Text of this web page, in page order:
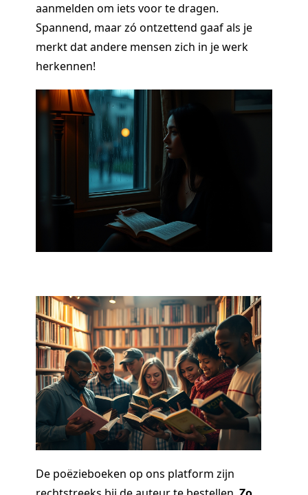
aanmelden om iets voor te dragen.
Spannend, maar zó ontzettend gaaf als je
merkt dat andere mensen zich in je werk
herkennen!
De poëzieboeken op ons platform zijn